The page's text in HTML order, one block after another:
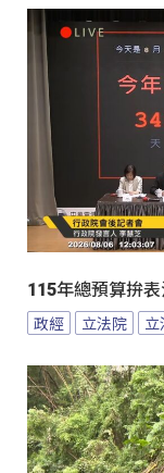
115年總預算拚
政經 立法院